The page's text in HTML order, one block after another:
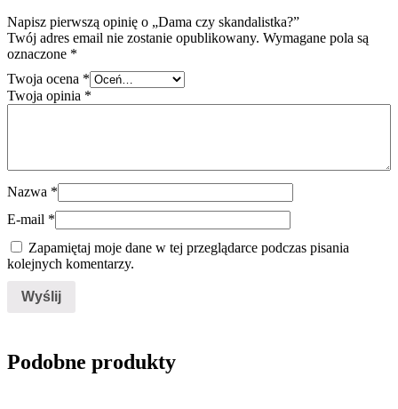
Napisz pierwszą opinię o „Dama czy skandalistka?”
Twój adres email nie zostanie opublikowany. Wymagane pola są
oznaczone *
Twoja ocena *
Twoja opinia *
Nazwa *
E-mail *
Zapamiętaj moje dane w tej przeglądarce podczas pisania
kolejnych komentarzy.
Podobne produkty